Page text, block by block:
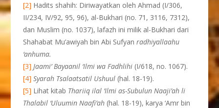
[2] Hadits shahih: Diriwayatkan oleh Ahmad (I/306,
II/234, IV/92, 95, 96), al-Bukhari (no. 71, 3116, 7312),
dan Muslim (no. 1037), lafazh ini milik al-Bukhari dari
Shahabat Mu’awiyah bin Abi Sufyanradhiyallaahu
‘anhuma.
[3] Jaami’ Bayaanil ‘Ilmi wa Fadhlihi (I/618, no. 1067).
[4] Syarah Tsalaatsatil Ushuul (hal. 18-19).
[5] Lihat kitab Thariiq ilal ‘Ilmi as-Subulun Naaji’ah li
Thalabil ‘UluuminNaafi’ah (hal. 18-19), karya ‘Amr bin